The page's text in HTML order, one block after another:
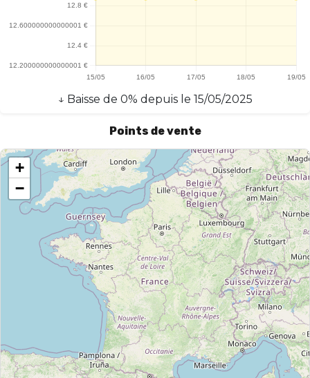
↓ Baisse de 0% depuis le 15/05/2025
Points de vente
+
−